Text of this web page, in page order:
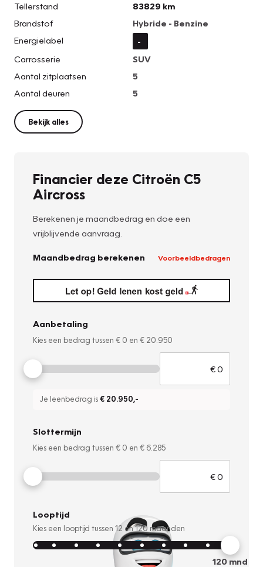
Tellerstand
83829 km
Brandstof
Hybride - Benzine
Energielabel
-
Carrosserie
SUV
Aantal zitplaatsen
5
Aantal deuren
5
Bekijk alles
Financier deze Citroën C5
Aircross
Berekenen je maandbedrag en doe een
vrijblijvende aanvraag.
Maandbedrag berekenen Voorbeeldbedragen
Aanbetaling
Kies een bedrag tussen € 0 en € 20.950
Je leenbedrag is€ 20.950,-
Slottermijn
Kies een bedrag tussen € 0 en € 6.285
Looptijd
Kies een looptijd tussen 12 en120 maanden
120mnd